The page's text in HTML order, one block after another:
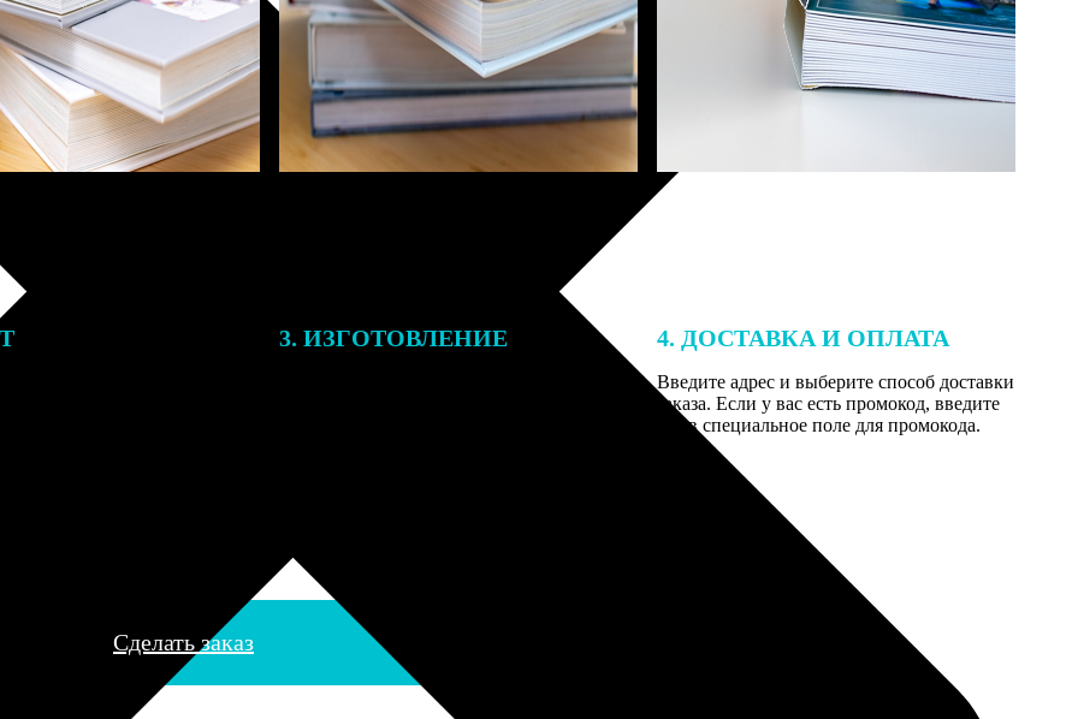
заказа к печати
могут связаться с Вами
3. ИЗГОТОВЛЕНИЕ 4. ДОСТАВКА И ОПЛАТА
Введите адрес и выберите способ доставки
заказа. Если у вас есть промокод, введите
его в специальное поле для промокода.
Сделать заказ